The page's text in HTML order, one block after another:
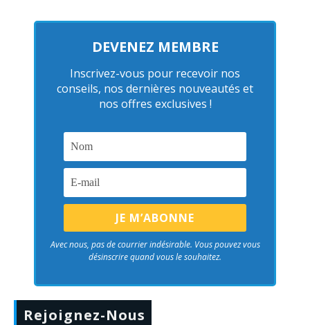
DEVENEZ MEMBRE
Inscrivez-vous pour recevoir nos
conseils, nos dernières nouveautés et
nos offres exclusives !
Avec nous, pas de courrier indésirable. Vous pouvez vous
désinscrire quand vous le souhaitez.
Rejoignez-Nous